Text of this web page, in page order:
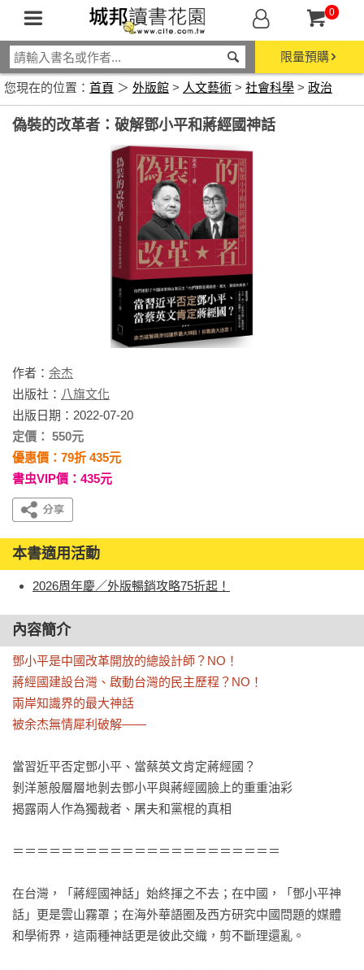
0
限量預購
您現在的位置： 首頁 ＞ 外版館 > 人文藝術 > 社會科學 > 政治
偽裝的改革者：破解鄧小平和蔣經國神話
作者： 余杰
出版社： 八旗文化
出版日期：2022-07-20
定價： 550元
優惠價：79折 435元
書虫VIP價：435元
本書適用活動
2026周年慶／外版暢銷攻略75折起！
內容簡介
鄧小平是中國改革開放的總設計師？NO！
蔣經國建設台灣、啟動台灣的民主歷程？NO！
兩岸知識界的最大神話
被余杰無情犀利破解——
當習近平否定鄧小平、當蔡英文肯定蔣經國？
剝洋蔥般層層地剝去鄧小平與蔣經國臉上的重重油彩
揭露兩人作為獨裁者、屠夫和黨棍的真相
＝＝＝＝＝＝＝＝＝＝＝＝＝＝＝＝＝＝＝＝＝＝
在台灣，「蔣經國神話」始終揮之不去；在中國，「鄧小平神
話」更是雲山霧罩；在海外華語圈及西方研究中國問題的媒體
和學術界，這兩種神話更是彼此交織，剪不斷理還亂。